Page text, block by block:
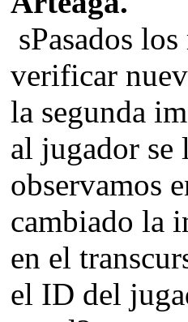
sPasados
verificar
la segunda
al jugador se
observamos
cambiado la
en el
el ID del